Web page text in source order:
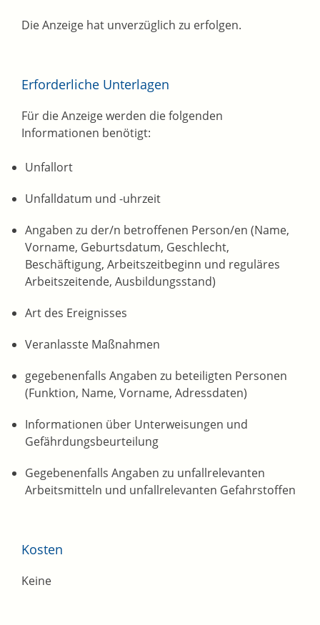
Die Anzeige hat unverzüglich zu erfolgen.
Erforderliche Unterlagen
Für die Anzeige werden die folgenden
Informationen benötigt:
Unfallort
Unfalldatum und -uhrzeit
Angaben zu der/n betroffenen Person/en (Name,
Vorname, Geburtsdatum, Geschlecht,
Beschäftigung, Arbeitszeitbeginn und reguläres
Arbeitszeitende, Ausbildungsstand)
Art des Ereignisses
Veranlasste Maßnahmen
gegebenenfalls Angaben zu beteiligten Personen
(Funktion, Name, Vorname, Adressdaten)
Informationen über Unterweisungen und
Gefährdungsbeurteilung
Gegebenenfalls Angaben zu unfallrelevanten
Arbeitsmitteln und unfallrelevanten Gefahrstoffen
Kosten
Keine